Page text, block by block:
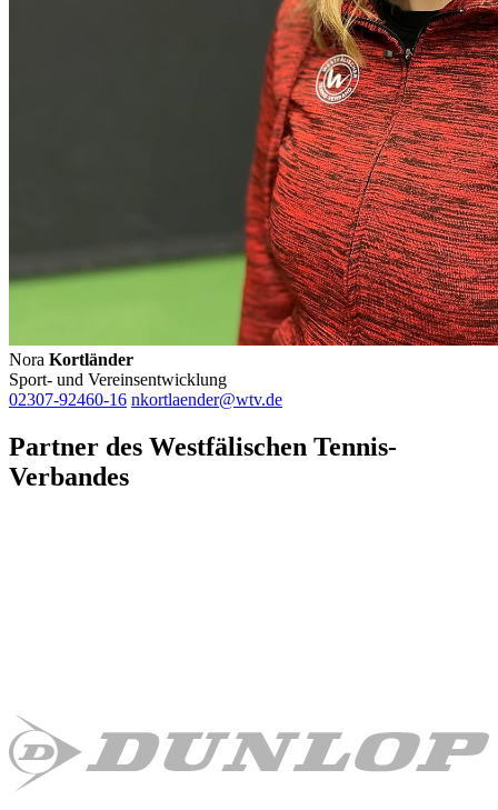
Nora Kortländer
Sport- und Vereinsentwicklung
02307-92460-16 nkortlaender@wtv.de
Partner des Westfälischen Tennis-
Verbandes